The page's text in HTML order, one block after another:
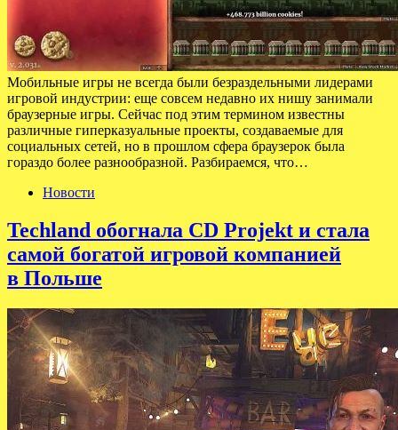
Мобильные игры не всегда были безраздельными лидерами
игровой индустрии: еще совсем недавно их нишу занимали
браузерные игры. Сейчас под этим термином известны
различные гиперказуальные проекты, создаваемые для
социальных сетей, но в прошлом сфера браузерок была
гораздо более разнообразной. Разбираемся, что…
Новости
Techland обогнала CD Projekt и стала
самой богатой игровой компанией
в Польше